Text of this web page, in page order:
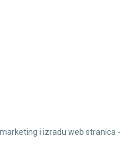
i izradu web stranica -